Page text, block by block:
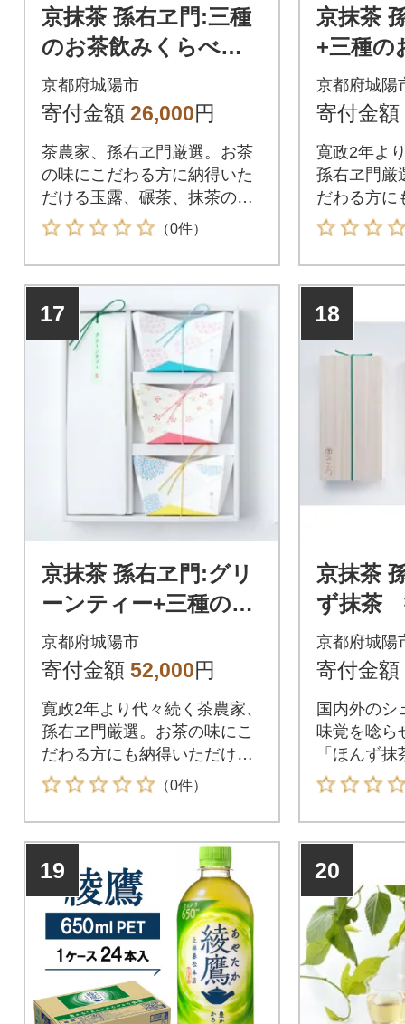
京抹茶 孫右ヱ門:三種
のお茶飲みくらべセ
ット(玉露、碾茶、抹
茶)
京都府城陽市
寄付金額 26,000円
茶農家、孫右ヱ門厳選。お茶
の味にこだわる方に納得いた
だける玉露、碾茶、抹茶のセ
ットです。
（0件）
京抹茶
+三種の
べセッ
茶・フ
京都府城陽
寄付金額
寛政2年よ
孫右ヱ門厳
だわる方に
お茶のセッ
17
京抹茶 孫右ヱ門:グリ
ーンティー+三種のお
茶飲みくらべセット
(煎茶・碾茶・フレー
京都府城陽市
寄付金額 52,000円
寛政2年より代々続く茶農家、
孫右ヱ門厳選。お茶の味にこ
だわる方にも納得いただける
お茶のセットです。
（0件）
18
京抹茶
ず抹茶
しろた
京都府城陽
寄付金額
国内外のシ
味覚を唸ら
「ほんず
と濃厚な旨
19 20